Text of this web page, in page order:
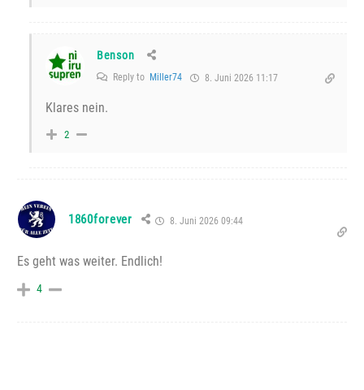
Benson
Reply to Miller74 8. Juni 2026 11:17
Klares nein.
2
1860forever 8. Juni 2026 09:44
Es geht was weiter. Endlich!
4